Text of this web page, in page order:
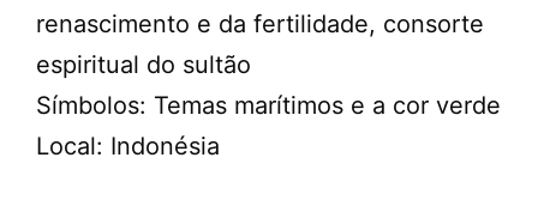
renascimento e da fertilidade, consorte
espiritual do sultão
Símbolos: Temas marítimos e a cor verde
Local: Indonésia